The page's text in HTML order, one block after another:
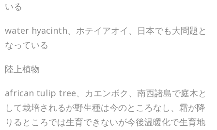
いる
water hyacinth、ホテイアオイ、日本でも大問題と
なっている
陸上植物
african tulip tree、カエンボク、南西諸島で庭木と
して栽培されるが野生種は今のところなし、霜が降
りるところでは生育できないが今後温暖化で生育地